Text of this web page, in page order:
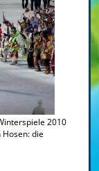
2010
die